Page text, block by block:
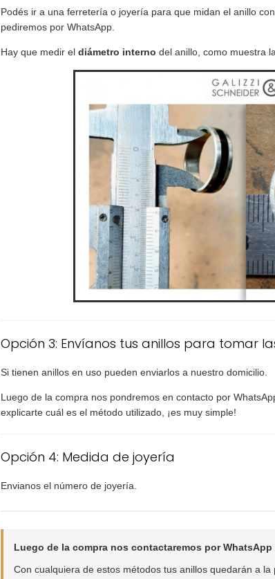
Podés ir a una ferretería o joyería para que midan el anillo
pediremos por WhatsApp.
Hay que medir el diámetro interno del anillo, como muestra
Opción 3: Envíanos tus anillos para tomar
Si tienen anillos en uso pueden enviarlos a nuestro domicilio.
Luego de la compra nos pondremos en contacto por
explicarte cuál es el método utilizado, ¡es muy simple!
Opción 4: Medida de joyería
Envianos el número de joyería.
Luego de la compra nos contactaremos por
Con cualquiera de estos métodos tus anillos quedarán a la